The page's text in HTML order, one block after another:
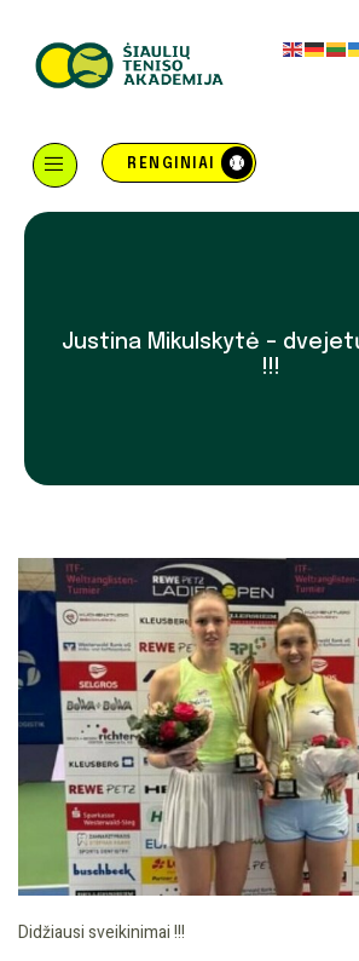
RENGINIAI
Justina Mikulskytė –
!!!
Didžiausi sveikinimai !!!